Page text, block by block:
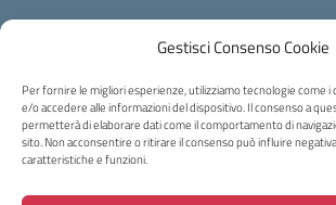
Gestisci Consenso Cookie
Per fornire le migliori esperienze, utilizziamo tecnologie come i
e/o accedere alle informazioni del dispositivo. Il consenso a
permetterà di elaborare dati come il comportamento di
sito. Non acconsentire o ritirare il consenso può influire
caratteristiche e funzioni.
Amministrazione Trasparente
Spazio repositoryAccessibilitàNote Legali
Cookie Policy